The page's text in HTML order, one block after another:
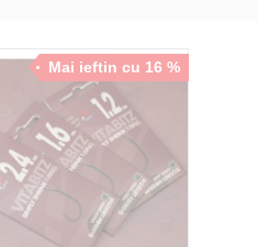
Mai ieftin cu 16 %